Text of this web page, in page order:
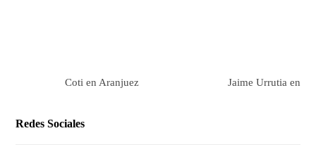
Coti en Aranjuez Jaime Urrutia en
Redes Sociales